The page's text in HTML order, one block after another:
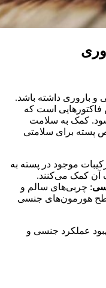
و باروری داشته باشد.
است که
شود. کمک به سلامت
پسته برای سلامتی
موجود در پسته به
آن کمک می‌کنند.
: چربی‌های سالم و
سطح هورمون‌های جنسی
عملکرد جنسی و